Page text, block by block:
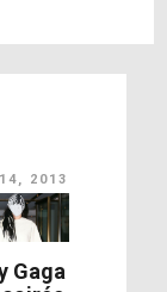
2013
Gaga